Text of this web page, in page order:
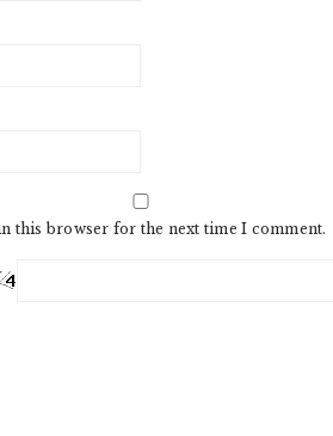
this browser for the next time I comment.